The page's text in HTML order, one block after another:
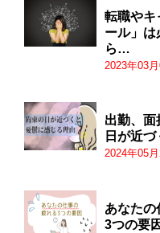
転職やキ
ール」は
ら…
2023年03月
出勤、
日が近
2024年05月
あなた
3つの要因